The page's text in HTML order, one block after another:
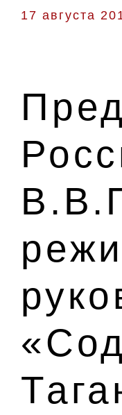
17 августа